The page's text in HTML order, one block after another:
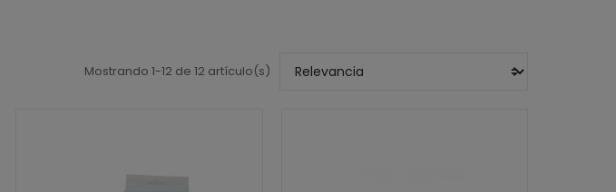
Mostrando 1-12 de 12 artículo(s)